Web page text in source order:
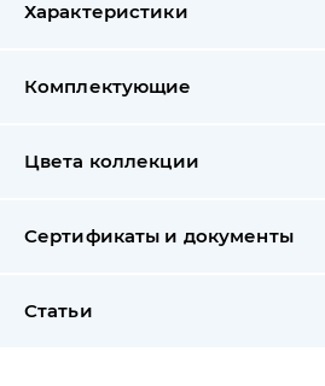
Характеристики
Комплектующие
Цвета коллекции
Сертификаты и документы
Статьи